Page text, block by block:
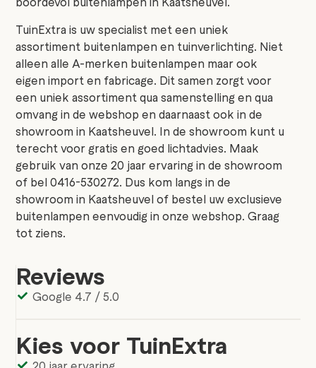
TuinExtra is uw specialist met een uniek
assortiment buitenlampen en tuinverlichting. Niet
alleen alle A-merken buitenlampen maar ook
eigen import en fabricage. Dit samen zorgt voor
een uniek assortiment qua samenstelling en qua
omvang in de webshop en daarnaast ook in de
showroom in Kaatsheuvel. In de showroom kunt u
terecht voor gratis en goed lichtadvies. Maak
gebruik van onze 20 jaar ervaring in de showroom
of bel 0416-530272. Dus kom langs in de
showroom in Kaatsheuvel of bestel uw exclusieve
buitenlampen eenvoudig in onze webshop. Graag
tot ziens.
Reviews
Google 4.7 / 5.0
Kies voor TuinExtra